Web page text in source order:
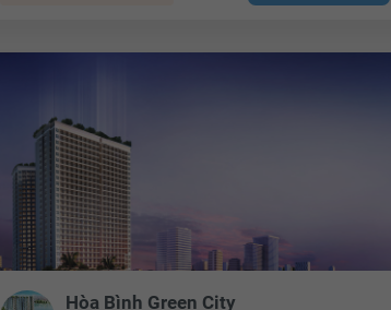
Hòa Bình Green City